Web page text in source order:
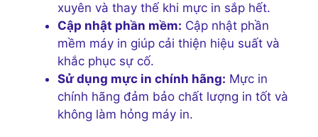
xuyên và thay thế khi mực in sắp hết.
Cập nhật phần mềm: Cập nhật phần
mềm máy in giúp cải thiện hiệu suất và
khắc phục sự cố.
Sử dụng mực in chính hãng: Mực in
chính hãng đảm bảo chất lượng in tốt và
không làm hỏng máy in.